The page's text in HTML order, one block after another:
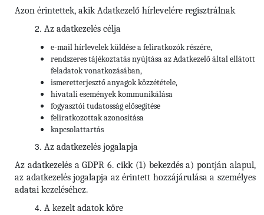
Azon érintettek, akik Adatkezelő hírlevelére regisztrálnak
Az adatkezelés célja
e-mail hírlevelek küldése a feliratkozók részére,
rendszeres tájékoztatás nyújtása az Adatkezelő által ellátott
feladatok vonatkozásában,
ismeretterjesztő anyagok közzététele,
hivatali események kommunikálása
fogyasztói tudatosság elősegítése
feliratkozottak azonosítása
kapcsolattartás
Az adatkezelés jogalapja
Az adatkezelés a GDPR 6. cikk (1) bekezdés a) pontján alapul,
az adatkezelés jogalapja az érintett hozzájárulása a személyes
adatai kezeléséhez.
A kezelt adatok köre